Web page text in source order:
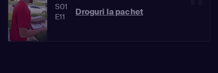
S01
E11
Droguri la pachet